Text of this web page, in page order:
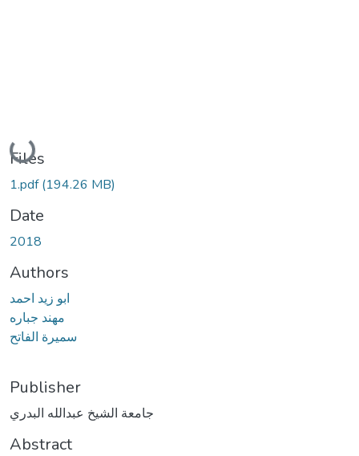
Loading...
Files
1.pdf(194.26 MB)
Date
2018
Authors
ابو زيد احمد
مهند جباره
سميرة الفاتح
Publisher
جامعة الشيخ عبدالله البدري
Abstract